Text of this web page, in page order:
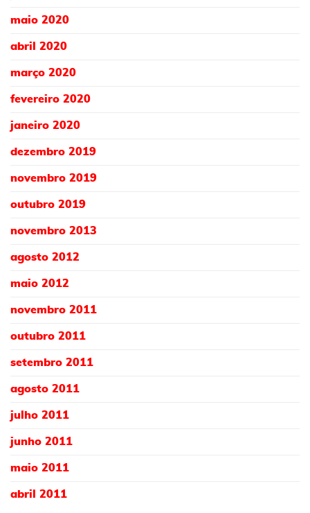
maio 2020
abril 2020
março 2020
fevereiro 2020
janeiro 2020
dezembro 2019
novembro 2019
outubro 2019
novembro 2013
agosto 2012
maio 2012
novembro 2011
outubro 2011
setembro 2011
agosto 2011
julho 2011
junho 2011
maio 2011
abril 2011